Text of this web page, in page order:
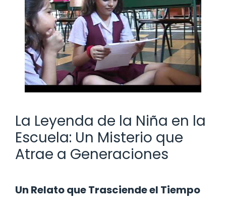
La Leyenda de la Niña en la
Escuela: Un Misterio que
Atrae a Generaciones
Un Relato que Trasciende el Tiempo